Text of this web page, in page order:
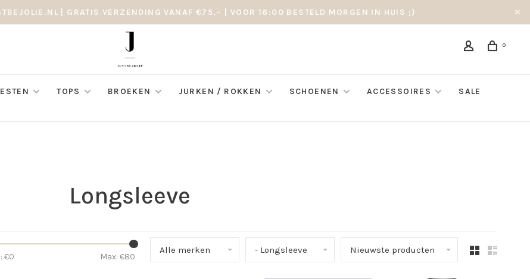
| GRATIS VERZENDING VANAF €75,– | VOOR 16:00 BESTELD MORGEN IN HUIS ;)
0
TOPS BROEKEN JURKEN / ROKKEN SCHOENEN ACCESSOIRES
SALE
Longsleeve
€0 Max: €80
Alle merken - Longsleeve Nieuwste producten